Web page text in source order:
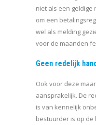
niet als een geldige
om een
wel als melding
voor de maanden
Geen redelijk
Ook voor deze
aansprakelijk. De
is van kennelijk
bestuurder is op de